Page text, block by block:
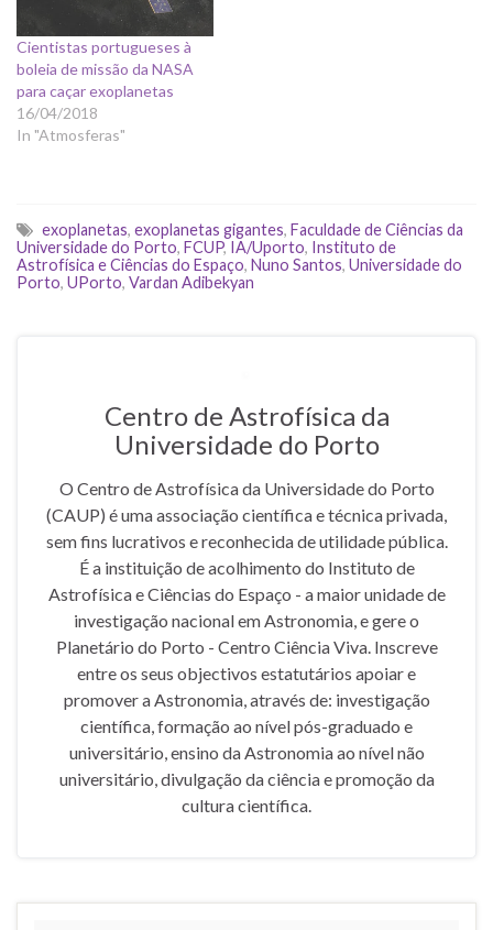
Cientistas portugueses à
boleia de missão da NASA
para caçar exoplanetas
16/04/2018
In "Atmosferas"
exoplanetas, exoplanetas gigantes, Faculdade de Ciências da
Universidade do Porto, FCUP, IA/Uporto, Instituto de
Astrofísica e Ciências do Espaço, Nuno Santos, Universidade do
Porto, UPorto, Vardan Adibekyan
Centro de Astrofísica da
Universidade do Porto
O Centro de Astrofísica da Universidade do Porto
(CAUP) é uma associação científica e técnica privada,
sem fins lucrativos e reconhecida de utilidade pública.
É a instituição de acolhimento do Instituto de
Astrofísica e Ciências do Espaço - a maior unidade de
investigação nacional em Astronomia, e gere o
Planetário do Porto - Centro Ciência Viva. Inscreve
entre os seus objectivos estatutários apoiar e
promover a Astronomia, através de: investigação
científica, formação ao nível pós-graduado e
universitário, ensino da Astronomia ao nível não
universitário, divulgação da ciência e promoção da
cultura científica.